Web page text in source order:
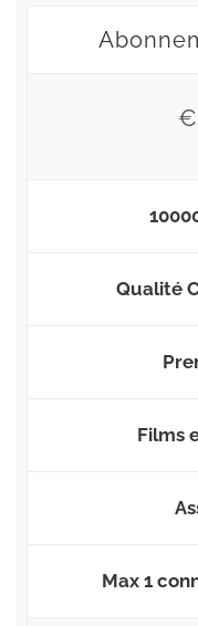
€
Qualité
Films
Max 1